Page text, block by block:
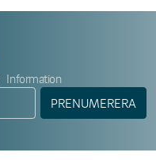
Information
PRENUMERERA